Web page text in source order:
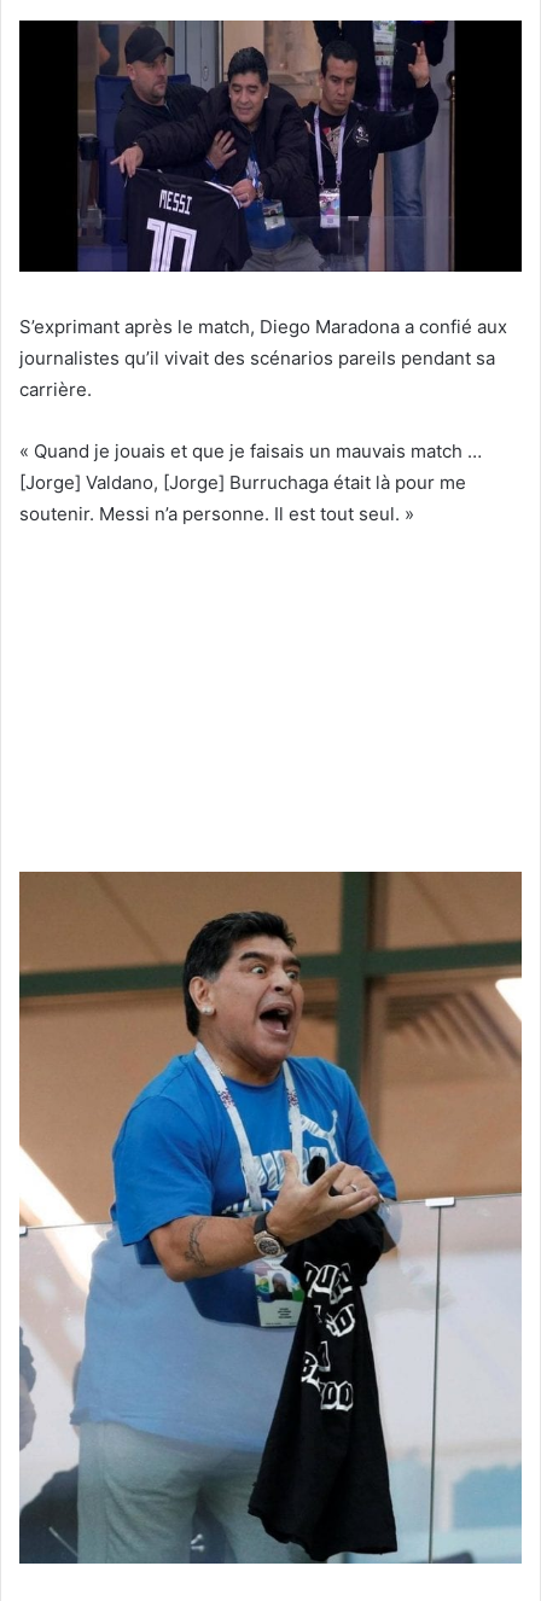
S’exprimant après le match, Diego Maradona a confié aux
journalistes qu’il vivait des scénarios pareils pendant sa
carrière.
« Quand je jouais et que je faisais un mauvais match …
[Jorge] Valdano, [Jorge] Burruchaga était là pour me
soutenir. Messi n’a personne. Il est tout seul. »